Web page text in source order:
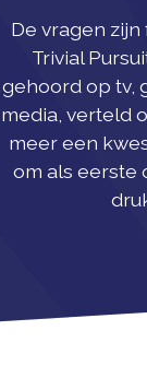
De vragen
Trivial
gehoord op tv,
media, verteld
meer een
om als eerste